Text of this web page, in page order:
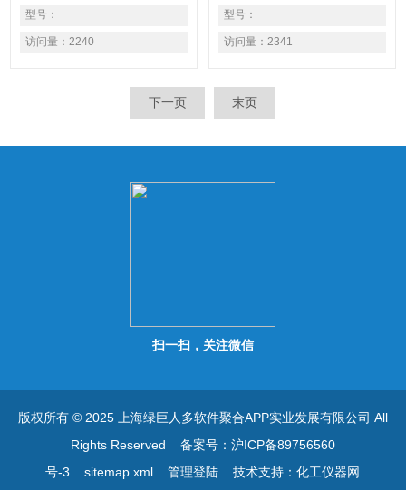
93） · 可拆式防潮结构，降低
维修成本与工时 · 适用于多
尘、潮湿恶劣的环境 · 生鲜海
工厂 · 化学制品加工厂
型号：
访问量： 2240
优良的防水、防潮、防尘性能
•外壳不锈刚材料制作，美
观、卫生、高档 •较好的防震
计数功能和多秤重计量单位，
快速显示、电量显示 •广泛适
型号：
访问量： 2341
下一页 末页
扫一扫，关注微信
版权所有 © 2025 上海绿巨人多软件聚合APP实业发展有限公司 All
Rights Reserved 备案号：沪ICP备89756560
号-3
sitemap.xml 管理登陆 技术支持：化工仪器网